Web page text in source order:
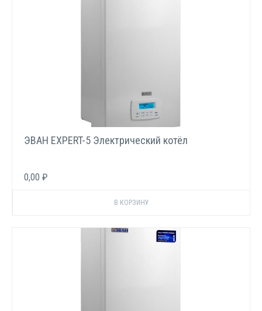
ЭВАН EXPERT-5 Электрический котёл
0,00 ₽